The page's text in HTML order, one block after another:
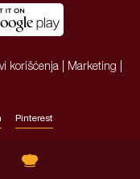
korišćenja Marketing
Pinterest